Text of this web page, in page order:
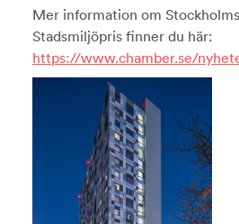
Mer information om
Stadsmiljöpris finner du här:
https://www.chamber.se/